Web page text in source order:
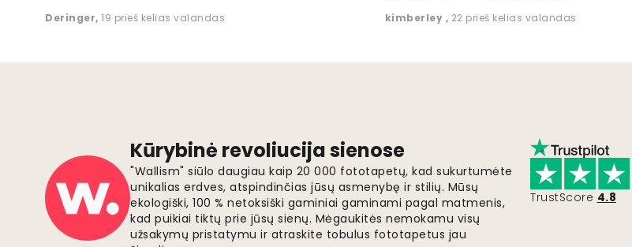
Deringer, 19 prieš kelias valandas kimberley , 22 prieš kelias valandas
Kūrybinė revoliucija sienose
"Wallism" siūlo daugiau kaip 20 000 fototapetų, kad sukurtumėte
unikalias erdves, atspindinčias jūsų asmenybę ir stilių. Mūsų
ekologiški, 100 % netoksiški gaminiai gaminami pagal matmenis,
kad puikiai tiktų prie jūsų sienų. Mėgaukitės nemokamu visų
užsakymų pristatymu ir atraskite tobulus fototapetus jau
TrustScore 4.8